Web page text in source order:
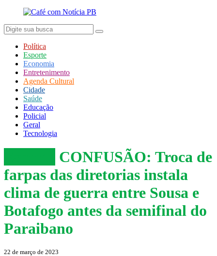
Política
Esporte
Economia
Entretenimento
Agenda Cultural
Cidade
Saúde
Educação
Policial
Geral
Tecnologia
CONFUSÃO: Troca de
farpas das diretorias instala
clima de guerra entre Sousa e
Botafogo antes da semifinal do
Paraibano
22 de março de 2023